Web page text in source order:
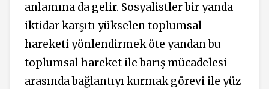
anlamına da gelir. Sosyalistler bir yanda
iktidar karşıtı yükselen toplumsal
hareketi yönlendirmek öte yandan bu
toplumsal hareket ile barış mücadelesi
arasında bağlantıyı kurmak görevi ile yüz